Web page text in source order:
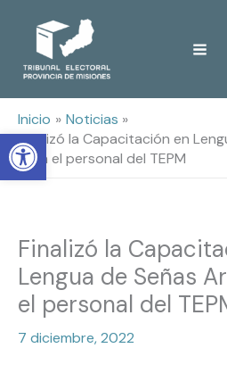
Open toolbar
Inicio
Noticias
Finalizó la Capacitación en
para el personal del TEPM
Finalizó la
Lengua de Señas
el personal del
7 diciembre, 2022